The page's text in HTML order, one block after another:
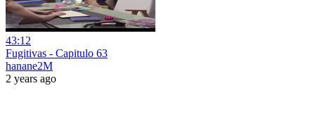
43:12
Fugitivas - Capitulo 63
hanane2M
2 years ago